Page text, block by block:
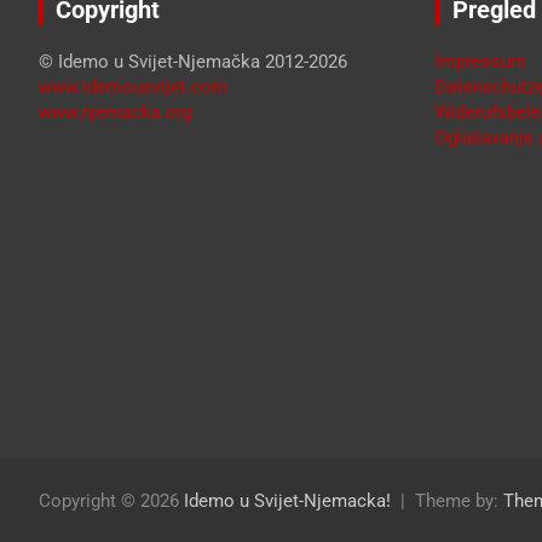
Copyright
© Idemo u Svijet-Njemačka 2012-2026
www.idemousvijet.com
www.njemacka.org
Pregled
Impressum
Copyright © 2026 Idemo u Svijet-Njemacka! Theme by: